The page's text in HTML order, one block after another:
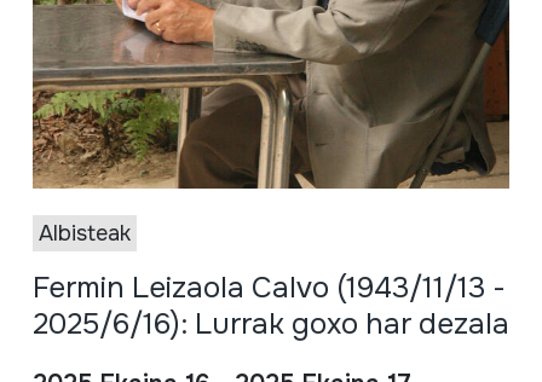
Albisteak
Fermin Leizaola Calvo (1943/11/13 -
2025/6/16): Lurrak goxo har dezala